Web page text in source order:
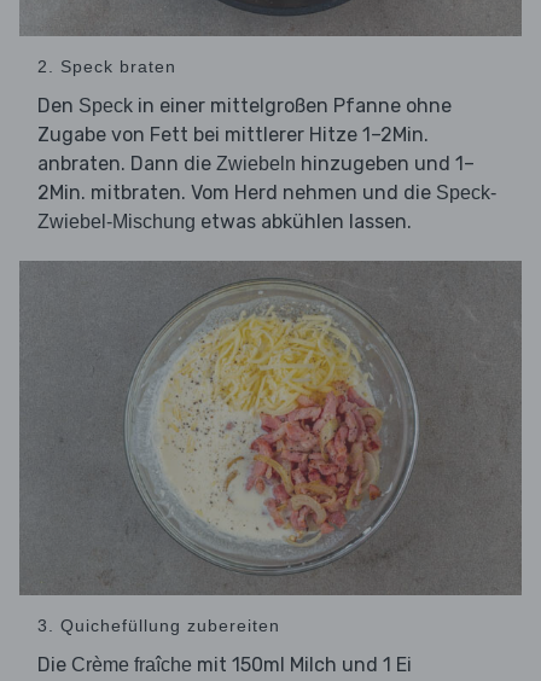
2. Speck braten
Den Speck in einer mittelgroßen Pfanne ohne
Zugabe von Fett bei mittlerer Hitze 1–2Min.
anbraten. Dann die Zwiebeln hinzugeben und 1–
2Min. mitbraten. Vom Herd nehmen und die Speck-
Zwiebel-Mischung etwas abkühlen lassen.
3. Quichefüllung zubereiten
Die Crème fraîche mit 150ml Milch und 1 Ei